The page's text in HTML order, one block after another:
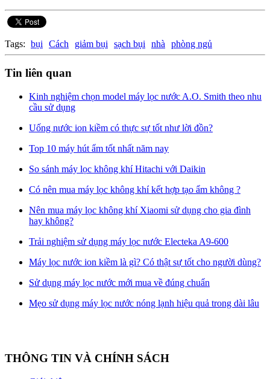
Tags: bụi Cách giảm bụi sạch bụi nhà phòng ngủ
Tin liên quan
Kinh nghiệm chọn model máy lọc nước A.O. Smith theo nhu
cầu sử dụng
Uống nước ion kiềm có thực sự tốt như lời đồn?
Top 10 máy hút ẩm tốt nhất năm nay
So sánh máy lọc không khí Hitachi với Daikin
Có nên mua máy lọc không khí kết hợp tạo ẩm không ?
Nên mua máy lọc không khí Xiaomi sử dụng cho gia đình
hay không?
Trải nghiệm sử dụng máy lọc nước Electeka A9-600
Máy lọc nước ion kiềm là gì? Có thật sự tốt cho người dùng?
Sử dụng máy lọc nước mới mua về đúng chuẩn
Mẹo sử dụng máy lọc nước nóng lạnh hiệu quả trong dài lâu
THÔNG TIN VÀ CHÍNH SÁCH